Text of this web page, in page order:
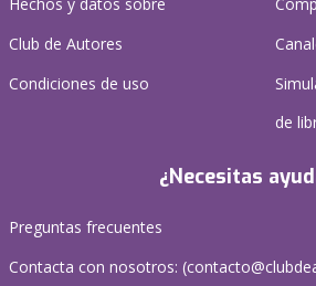
Hechos y datos sobre
Club de Autores
Condiciones de uso
de
¿Necesitas
Preguntas frecuentes
Contacta con nosotros: (